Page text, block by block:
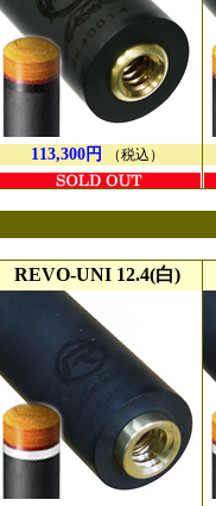
113,300円 （税込）
REVO-UNI 12.4(白)